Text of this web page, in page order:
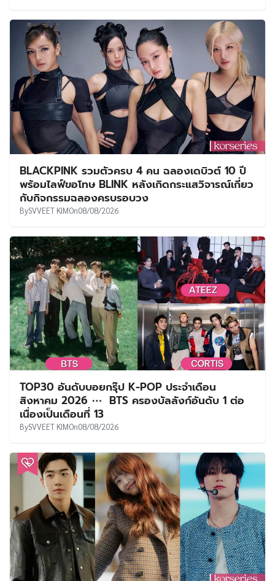
BLACKPINK รวมตัวครบ 4 คน ฉลองเดบิวต์ 10 ปี
พร้อมไลฟ์ขอโทษ BLINK หลังเกิดกระแสวิจารณ์เกี่ยว
กับกิจกรรมฉลองครบรอบวง
BySVVEET KIMOn08/08/2026
TOP30 อันดับบอยกรุ๊ป K-POP ประจำเดือน
สิงหาคม 2026 ⋯ BTS ครองบัลลังก์อันดับ 1 ต่อ
เนื่องเป็นเดือนที่ 13
BySVVEET KIMOn08/08/2026